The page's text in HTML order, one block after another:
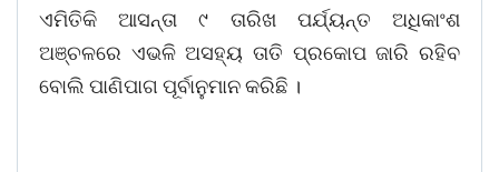
ଏମିତିକି ଆସନ୍ତା ୯ ତାରିଖ ପର୍ଯ୍ୟନ୍ତ ଅଧିକାଂଶ
ଅଞ୍ଚଳରେ ଏଭଳି ଅସହ୍ୟ ତାତି ପ୍ରକୋପ ଜାରି ରହିବ
ବୋଲି ପାଣିପାଗ ପୂର୍ବାନୁମାନ କରିଛି ।